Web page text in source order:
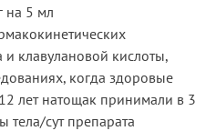
на 5 мл
клавулановой кислоты,
когда здоровые
лет натощак принимали в 3
тела/сут препарата